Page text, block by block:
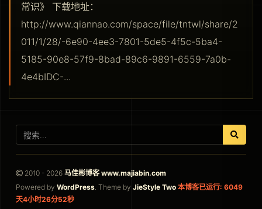
常识》 下载地址：
http://www.qiannao.com/space/file/tntwl/share/2
011/1/28/-6e90-4ee3-7801-5de5-4f5c-5ba4-
5185-90e8-57f9-8bad-89c6-9891-6559-7a0b-
4e4bIDC-...
2010 - 2026 马佳彬博客 www.majiabin.com
Powered by WordPress. Theme by JieStyle Two 本博客已运行: 6049
天4小时26分53秒